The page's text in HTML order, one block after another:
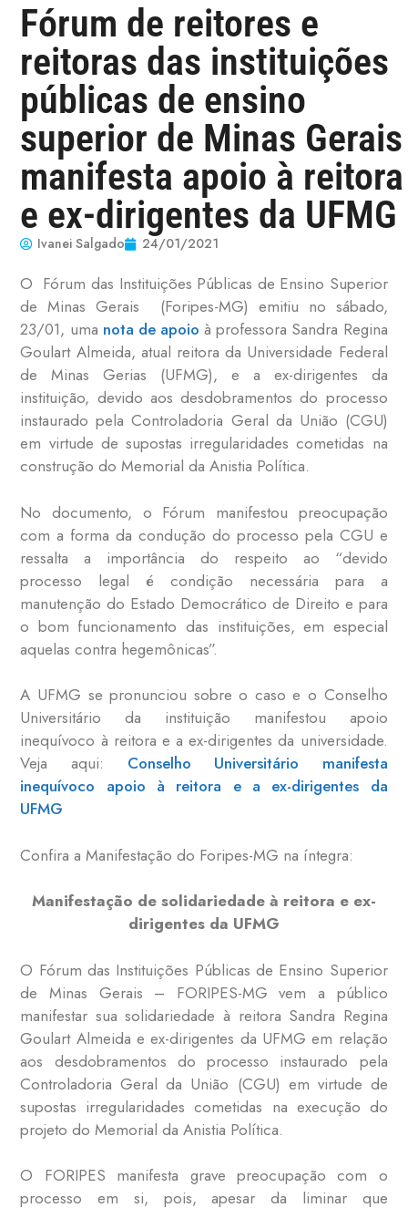
Fórum de reitores e
reitoras das instituições
públicas de ensino
superior de Minas Gerais
manifesta apoio à reitora
e ex-dirigentes da UFMG
Ivanei Salgado 24/01/2021
O Fórum das Instituições Públicas de Ensino Superior
de Minas Gerais (Foripes-MG) emitiu no sábado,
23/01, uma nota de apoio à professora Sandra Regina
Goulart Almeida, atual reitora da Universidade Federal
de Minas Gerias (UFMG), e a ex-dirigentes da
instituição, devido aos desdobramentos do processo
instaurado pela Controladoria Geral da União (CGU)
em virtude de supostas irregularidades cometidas na
construção do Memorial da Anistia Política.
No documento, o Fórum manifestou preocupação
com a forma da condução do processo pela CGU e
ressalta a importância do respeito ao “devido
processo legal é condição necessária para a
manutenção do Estado Democrático de Direito e para
o bom funcionamento das instituições, em especial
aquelas contra hegemônicas”.
A UFMG se pronunciou sobre o caso e o Conselho
Universitário da instituição manifestou apoio
inequívoco à reitora e a ex-dirigentes da universidade.
Veja aqui: Conselho Universitário manifesta
inequívoco apoio à reitora e a ex-dirigentes da
UFMG
Confira a Manifestação do Foripes-MG na íntegra:
Manifestação de solidariedade à reitora e ex-
dirigentes da UFMG
O Fórum das Instituições Públicas de Ensino Superior
de Minas Gerais – FORIPES-MG vem a público
manifestar sua solidariedade à reitora Sandra Regina
Goulart Almeida e ex-dirigentes da UFMG em relação
aos desdobramentos do processo instaurado pela
Controladoria Geral da União (CGU) em virtude de
supostas irregularidades cometidas na execução do
projeto do Memorial da Anistia Política.
O FORIPES manifesta grave preocupação com o
processo em si, pois, apesar da liminar que